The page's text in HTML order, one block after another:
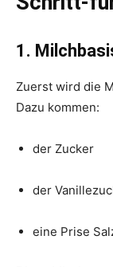
1.
Zuerst wird die
Dazu kommen:
der Zucker
der
eine Prise